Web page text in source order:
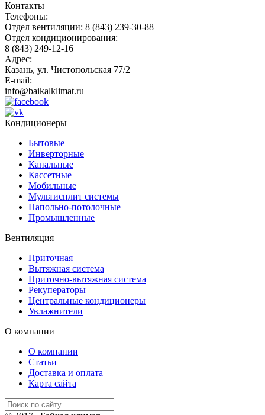
Контакты
Телефоны:
Отдел вентиляции: 8 (843) 239-30-88
Отдел кондиционирования:
8 (843) 249-12-16
Адрес:
Казань, ул. Чистопольская 77/2
E-mail:
info@baikalklimat.ru
Кондиционеры
Бытовые
Инверторные
Канальные
Кассетные
Мобильные
Мультисплит системы
Напольно-потолочные
Промышленные
Вентиляция
Приточная
Вытяжная система
Приточно-вытяжная система
Рекуператоры
Центральные кондиционеры
Увлажнители
О компании
О компании
Статьи
Доставка и оплата
Карта сайта